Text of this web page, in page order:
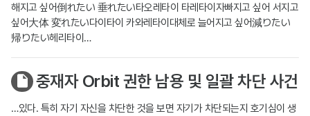
해지고 싶어倒れたい 垂れたい타오레타이 타레타이자빠지고 싶어 서지고
싶어大体 変れたい다이타이 카와레타이대체로 늘어지고 싶어減りたい
帰りたい헤리타이…
중재자 Orbit 권한 남용 및 일괄 차단 사건
…있다. 특히 자기 자신을 차단한 것을 보면 자기가 차단되는지 호기심이 생